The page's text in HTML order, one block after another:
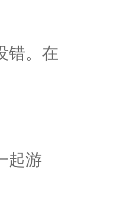
错。在
起游